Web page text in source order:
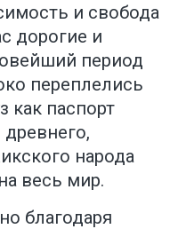
и свобода
дорогие и
период
переплелись
как паспорт
народа
весь мир.
благодаря